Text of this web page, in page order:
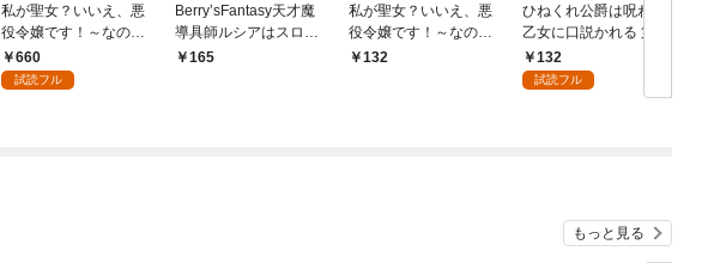
私が聖女？いいえ、悪
役令嬢です！～なの
で、全員破滅は阻止さ
せていただきます～ 1
660
試読フル
Berry’sFantasy天才魔
導具師ルシアはスロー
ライフを送りたい！1
165
私が聖女？いいえ、悪
役令嬢です！～なの
で、全員破滅は阻止さ
132
ひねくれ公爵は呪われ
乙女に口説かれる 第1
話【単話版】
132
試読フル
もっと見る